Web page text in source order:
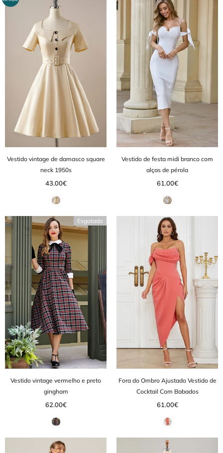
Vestido vintage de damasco square
neck 1950s
43.00€
Vestido de festa midi branco com
alças de pérola
61.00€
Esgotado
Vestido vintage vermelho e preto
gingham
62.00€
Fora do Ombro Ajustado Vestido de
Cocktail Com Babados
61.00€